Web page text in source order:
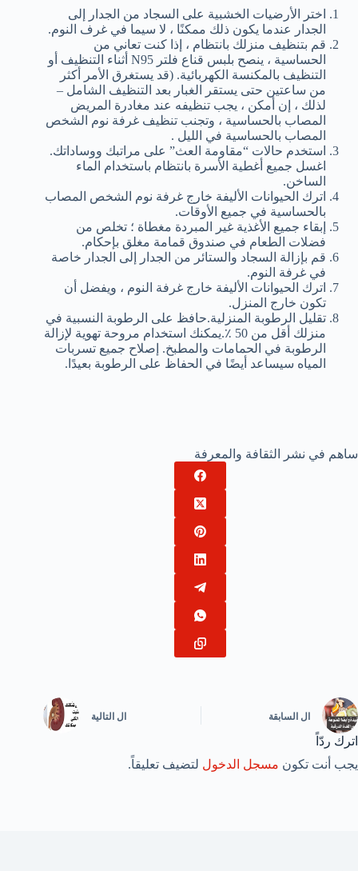
اختر الأرضيات الخشبية على السجاد من الجدار إلى
الجدار عندما يكون ذلك ممكنًا ، لا سيما في غرف النوم.
قم بتنظيف منزلك بانتظام ، إذا كنت تعاني من
الحساسية ، ينصح بلبس قناع فلتر N95 أثناء التنظيف أو
التنظيف بالمكنسة الكهربائية. (قد يستغرق الأمر أكثر
من ساعتين حتى يستقر الغبار بعد التنظيف الشامل –
لذلك ، إن أمكن ، يجب تنظيفه عند مغادرة المريض
المصاب بالحساسية ، وتجنب تنظيف غرفة نوم الشخص
المصاب بالحساسية في الليل .
استخدم حالات “مقاومة العث” على مراتبك ووساداتك.
اغسل جميع أغطية الأسرة بانتظام باستخدام الماء
الساخن.
اترك الحيوانات الأليفة خارج غرفة نوم الشخص المصاب
بالحساسية في جميع الأوقات.
إبقاء جميع الأغذية غير المبردة مغطاة ؛ تخلص من
فضلات الطعام في صندوق قمامة مغلق بإحكام.
قم بإزالة السجاد والستائر من الجدار إلى الجدار خاصة
في غرفة النوم.
اترك الحيوانات الأليفة خارج غرفة النوم ، ويفضل أن
تكون خارج المنزل.
تقليل الرطوبة المنزلية.حافظ على الرطوبة النسبية في
منزلك أقل من 50 ٪.يمكنك استخدام مروحة تهوية لإزالة
الرطوبة في الحمامات والمطبخ. إصلاح جميع تسربات
المياه سيساعد أيضًا في الحفاظ على الرطوبة بعيدًا.
ساهم في نشر الثقافة والمعرفة
ال السابقة ال التالية
اترك ردّاً
يجب أنت تكون مسجل الدخول لتضيف تعليقاً.